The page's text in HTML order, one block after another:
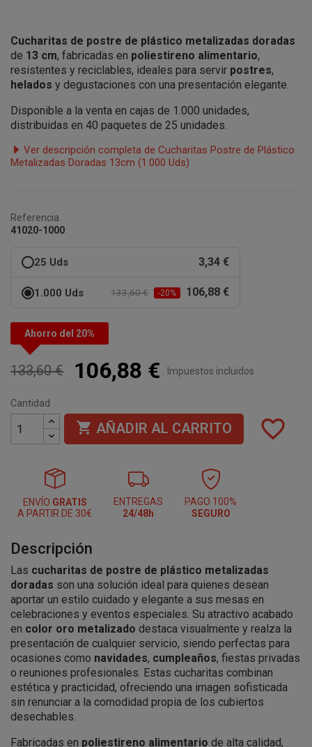
Cucharitas de postre de plástico metalizadas doradas
de 13 cm, fabricadas en poliestireno alimentario,
resistentes y reciclables, ideales para servir postres,
helados y degustaciones con una presentación elegante.
Disponible a la venta en cajas de 1.000 unidades,
distribuidas en 40 paquetes de 25 unidades.
Ver descripción completa de Cucharitas Postre de Plástico
Metalizadas Doradas 13cm (1.000 Uds)
Referencia
41020-1000
25 Uds 3,34 €
1.000 Uds 133,60 € -20% 106,88 €
Ahorro del 20%
133,60 € 106,88 € Impuestos incluidos
Cantidad
 AÑADIR AL CARRITO favorite_border
ENVÍO GRATIS
A PARTIR DE 30€
ENTREGAS
24/48h
PAGO 100%
SEGURO
Descripción
Las cucharitas de postre de plástico metalizadas
doradas son una solución ideal para quienes desean
aportar un estilo cuidado y elegante a sus mesas en
celebraciones y eventos especiales. Su atractivo acabado
en color oro metalizado destaca visualmente y realza la
presentación de cualquier servicio, siendo perfectas para
ocasiones como navidades, cumpleaños, fiestas privadas
o reuniones profesionales. Estas cucharitas combinan
estética y practicidad, ofreciendo una imagen sofisticada
sin renunciar a la comodidad propia de los cubiertos
desechables.
Fabricadas en poliestireno alimentario de alta calidad,